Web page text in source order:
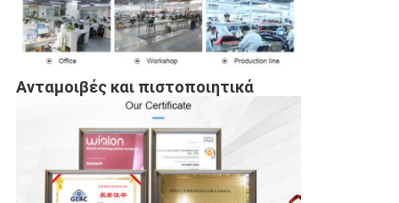
Ανταμοιβές και πιστοποιητικά